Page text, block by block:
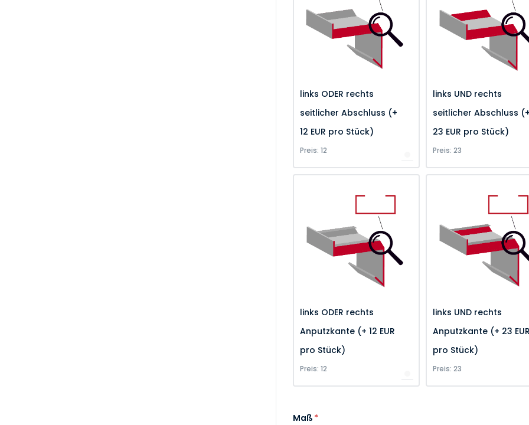
links ODER rechts
seitlicher Abschluss (+
12 EUR pro Stück)
Preis: 12
links UND rechts
seitlicher Abschluss
23 EUR pro Stück)
Preis: 23
links ODER rechts
Anputzkante (+ 12 EUR
pro Stück)
Preis: 12
links UND rechts
Anputzkante (+ 23
pro Stück)
Preis: 23
Maß *